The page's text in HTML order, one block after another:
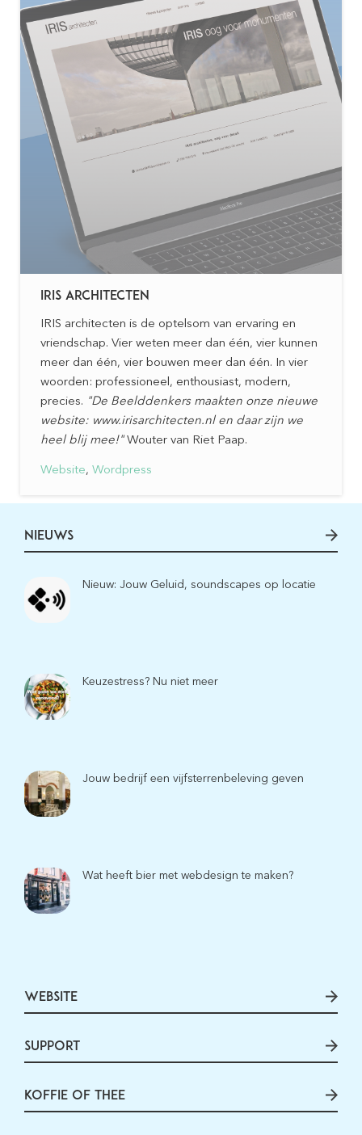
IRIS ARCHITECTEN
IRIS architecten is de optelsom van ervaring en
vriendschap. Vier weten meer dan één, vier kunnen
meer dan één, vier bouwen meer dan één. In vier
woorden: professioneel, enthousiast, modern,
precies. "De Beelddenkers maakten onze nieuwe
website: www.irisarchitecten.nlen daar zijn we
heel blij mee!"Wouter van Riet Paap.
Website, Wordpress
NIEUWS
Nieuw: Jouw Geluid, soundscapes op locatie
Keuzestress? Nu niet meer
Jouw bedrijf een vijfsterrenbeleving geven
Wat heeft bier met webdesign te maken?
WEBSITE
SUPPORT
KOFFIE OF THEE